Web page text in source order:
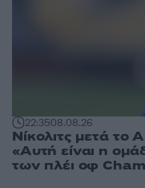
22:3508.08.26
Νίκολιτς μετά
«Αυτή είναι η
των πλέι οφ